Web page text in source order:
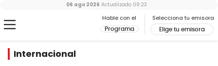
Hable con el
Programa
Selecciona tu emisora
Elige tu emisora
06 ago 2026 Actualizado 09:23
Internacional